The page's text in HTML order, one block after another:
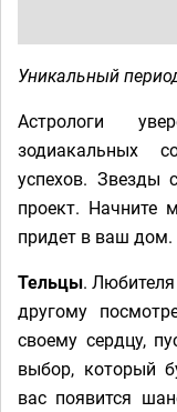
Уникальный
Астрологи
зодиакальных
успехов. Звезды
проект. Начните
придет в ваш дом.
Тельцы.
другому
своему сердцу,
выбор, который
вас появится